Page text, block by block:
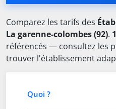
Comparez les tarifs des
La garenne-colombes (92).
référencés — consultez les
trouver l'établissement
Quoi ?